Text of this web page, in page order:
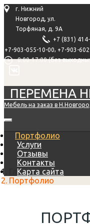
г. Нижний
Новгород, ул.
Торфяная, д. 9А
+7 (831)
+7-903-055-10-00, +7-903-
8:00-17:00 (без
ПЕРЕМЕНА
Мебель на заказ в
Портфолио
Услуги
Отзывы
Контакты
Карта сайта
Главная
Портфолио